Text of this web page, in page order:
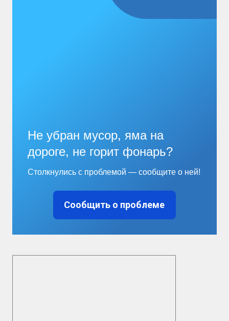
Читать дальше
Не убран мусор, яма на
дороге, не горит фонарь?
Столкнулись с проблемой — сообщите о ней!
Сообщить о проблеме